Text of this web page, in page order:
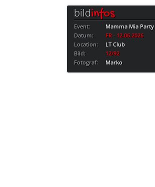
bildinfos
Event:
Mamma Mia Party
Datum:
FR · 12.06.2026
Location:
LT Club
Bild:
12/92
Fotograf:
Marko